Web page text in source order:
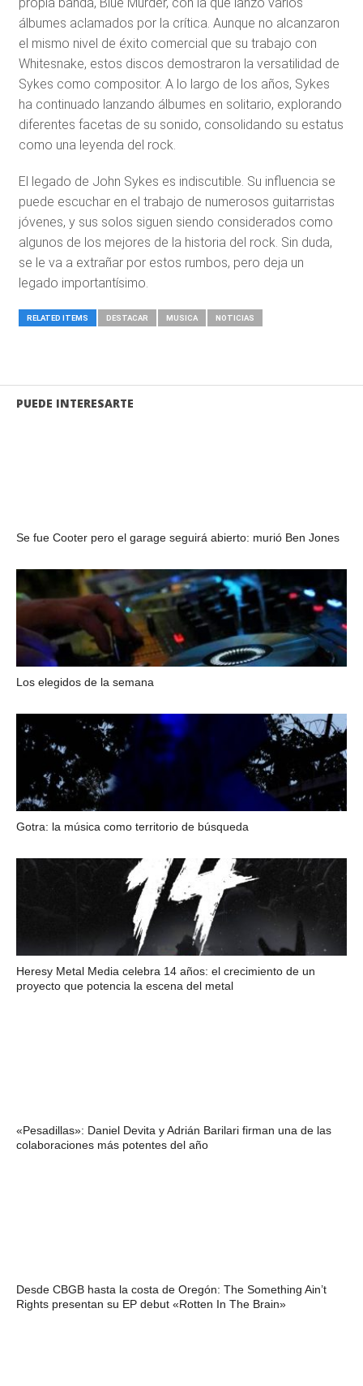
álbumes aclamados por la crítica. Aunque no alcanzaron
el mismo nivel de éxito comercial que su trabajo con
Whitesnake, estos discos demostraron la versatilidad de
Sykes como compositor. A lo largo de los años, Sykes
ha continuado lanzando álbumes en solitario, explorando
diferentes facetas de su sonido, consolidando su estatus
como una leyenda del rock.
El legado de John Sykes es indiscutible. Su influencia se
puede escuchar en el trabajo de numerosos guitarristas
jóvenes, y sus solos siguen siendo considerados como
algunos de los mejores de la historia del rock. Sin duda,
se le va a extrañar por estos rumbos, pero deja un
legado importantísimo.
RELATED ITEMS DESTACAR MUSICA NOTICIAS
PUEDE INTERESARTE
Se fue Cooter pero el garage seguirá abierto: murió Ben Jones
Los elegidos de la semana
Gotra: la música como territorio de búsqueda
Heresy Metal Media celebra 14 años: el crecimiento de un
proyecto que potencia la escena del metal
«Pesadillas»: Daniel Devita y Adrián Barilari firman una de las
colaboraciones más potentes del año
Desde CBGB hasta la costa de Oregón: The Something Ain’t
Rights presentan su EP debut «Rotten In The Brain»